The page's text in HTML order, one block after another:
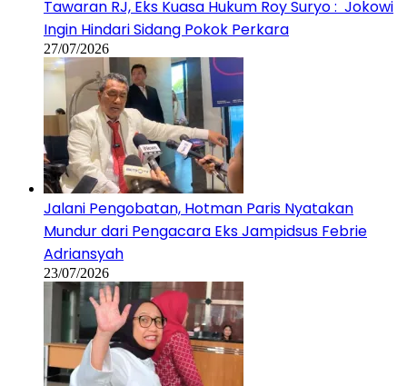
Tawaran RJ, Eks Kuasa Hukum Roy Suryo : Jokowi
Ingin Hindari Sidang Pokok Perkara
27/07/2026
Jalani Pengobatan, Hotman Paris Nyatakan
Mundur dari Pengacara Eks Jampidsus Febrie
Adriansyah
23/07/2026